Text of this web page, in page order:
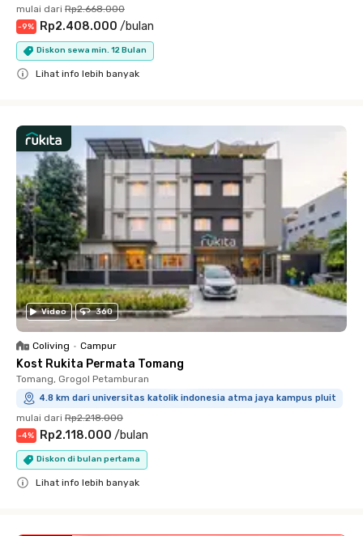
mulai dari Rp2.668.000
-9% Rp2.408.000 /bulan
Diskon sewa min. 12 Bulan
Lihat info lebih banyak
Video 360
Coliving • Campur
Kost Rukita Permata Tomang
Tomang, Grogol Petamburan
4.8 km dari universitas katolik indonesia atma jaya kampus pluit
mulai dari Rp2.218.000
-4% Rp2.118.000 /bulan
Diskon di bulan pertama
Lihat info lebih banyak